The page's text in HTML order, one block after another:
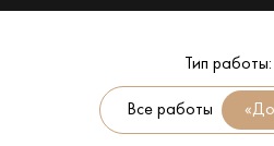
Тип работы:
Все работы